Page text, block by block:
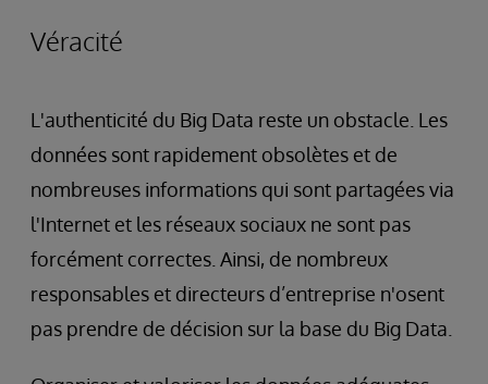
Véracité
L'authenticité du Big Data reste un obstacle. Les
données sont rapidement obsolètes et de
nombreuses informations qui sont partagées via
l'Internet et les réseaux sociaux ne sont pas
forcément correctes. Ainsi, de nombreux
responsables et directeurs d’entreprise n'osent
pas prendre de décision sur la base du Big Data.